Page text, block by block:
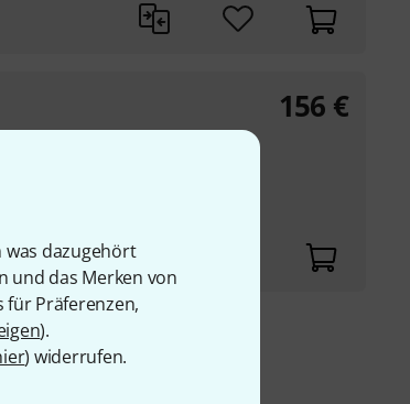
was dazugehört
und das Merken von
für Präferenzen,
).
) widerrufen.
156 €